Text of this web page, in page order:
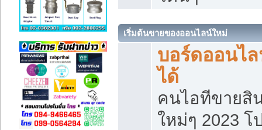
เริ่มต้นขายของออนไลน์ใหม่
บอร์ดออนไ
ได้
คนไอทีขายสิ
ใหม่ๆ 2023